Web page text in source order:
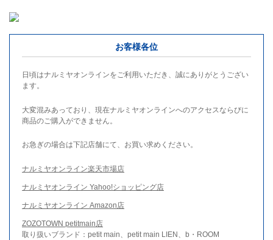
お客様各位
日頃はナルミヤオンラインをご利用いただき、誠にありがとうござい
ます。
大変混みあっており、現在ナルミヤオンラインへのアクセスならびに
商品のご購入ができません。
お急ぎの場合は下記店舗にて、お買い求めください。
ナルミヤオンライン楽天市場店
ナルミヤオンライン Yahoo!ショッピング店
ナルミヤオンライン Amazon店
ZOZOTOWN petitmain店
取り扱いブランド：petit main、petit main LIEN、b・ROOM